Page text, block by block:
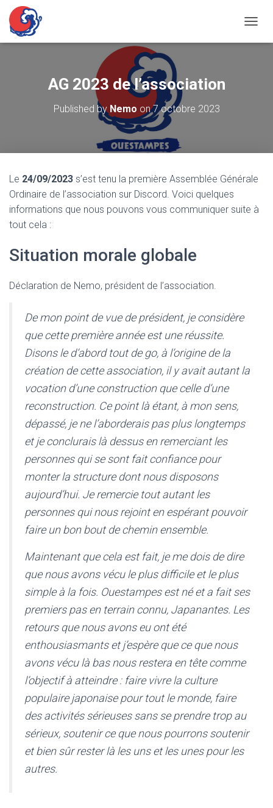
AG 2023 de l’association
Published by Nemo on7 octobre 2023
Le 24/09/2023 s’est tenu la première Assemblée Générale
Ordinaire de l’association sur Discord. Voici quelques
informations que nous pouvons vous communiquer suite à
tout cela :
Situation morale globale
Déclaration de Nemo, président de l’association.
De mon point de vue de président, je considère
que cette première année est une réussite.
Disons le d’abord tout de go, à l’origine de la
création de cette association, il y avait autant la
vocation d’une construction que celle d’une
reconstruction. Ce point là étant, à mon sens,
dépassé, je ne l’aborderais pas plus longtemps
et je conclurais là dessus en remerciant les
personnes qui se sont fait confiance pour
monter la structure dont nous disposons
aujourd’hui. Je remercie tout autant les
personnes qui nous rejoint en espérant pouvoir
faire un bon bout de chemin ensemble.
Maintenant que cela est fait, je me dois de dire
que nous avons vécu le plus difficile et le plus
simple à la fois. Ouestampes est né et a fait ses
premiers pas en terrain connu, Japanantes. Les
retours que nous avons eu ont été
enthousiasmants et j’espère que ce que nous
avons vécu là bas nous restera en tête comme
l’objectif à atteindre : faire vivre la culture
populaire japonaise pour tout le monde, faire
des activités sérieuses sans se prendre trop au
sérieux, soutenir ce que nous pourrons soutenir
et bien sûr rester là les uns et les unes pour les
autres.